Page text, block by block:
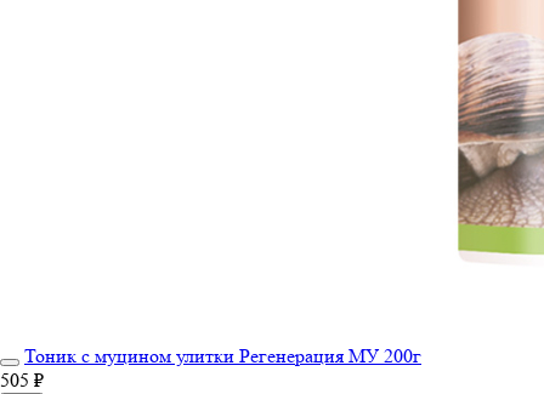
Тоник с муцином улитки Регенерация МУ 200г
505 ₽